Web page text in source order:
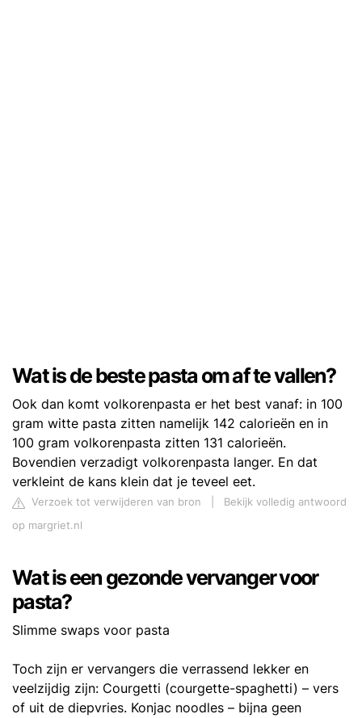
Wat is de beste pasta om af te vallen?
Ook dan komt volkorenpasta er het best vanaf: in 100
gram witte pasta zitten namelijk 142 calorieën en in
100 gram volkorenpasta zitten 131 calorieën.
Bovendien verzadigt volkorenpasta langer. En dat
verkleint de kans klein dat je teveel eet.
Verzoek tot verwijderen van bron
Bekijk volledig antwoord
op margriet.nl
Wat is een gezonde vervanger voor
pasta?
Slimme swaps voor pasta
Toch zijn er vervangers die verrassend lekker en
veelzijdig zijn: Courgetti (courgette-spaghetti) – vers
of uit de diepvries. Konjac noodles – bijna geen